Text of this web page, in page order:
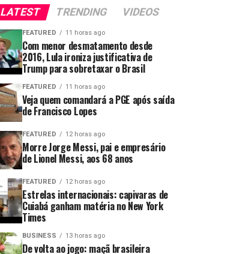
LATEST TRENDING VIDEOS
FEATURED 11 horas ago
Com menor desmatamento desde
2016, Lula ironiza justificativa de
Trump para sobretaxar o Brasil
FEATURED 11 horas ago
Veja quem comandará a PGE após saída
de Francisco Lopes
FEATURED 12 horas ago
Morre Jorge Messi, pai e empresário
de Lionel Messi, aos 68 anos
FEATURED 12 horas ago
Estrelas internacionais: capivaras de
Cuiabá ganham matéria no New York
Times
BUSINESS 13 horas ago
De volta ao jogo: maçã brasileira